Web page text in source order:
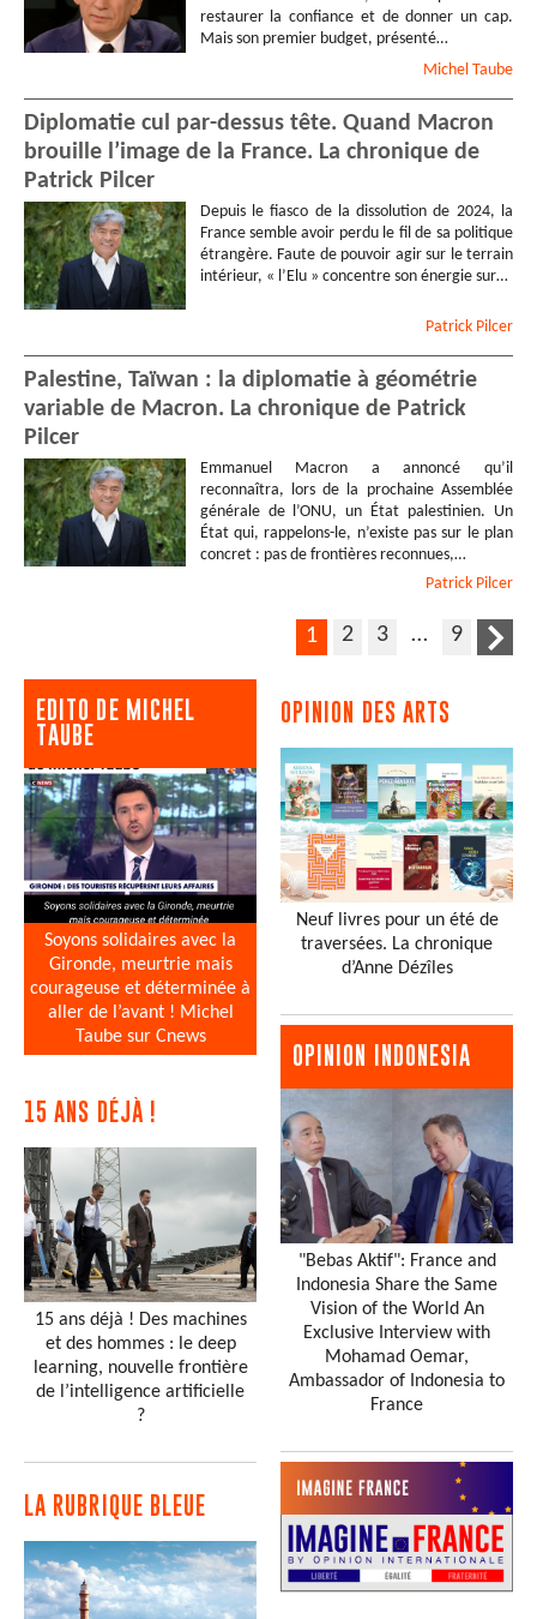
restaurer la confiance et de donner un cap.
Mais son premier budget, présenté…
Michel Taube
Diplomatie cul par-dessus tête. Quand Macron
brouille l’image de la France. La chronique de
Patrick Pilcer
Depuis le fiasco de la dissolution de 2024, la
France semble avoir perdu le fil de sa politique
étrangère. Faute de pouvoir agir sur le terrain
intérieur, « l’Elu » concentre son énergie sur…
Patrick Pilcer
Palestine, Taïwan : la diplomatie à géométrie
variable de Macron. La chronique de Patrick
Pilcer
Emmanuel Macron a annoncé qu’il
reconnaîtra, lors de la prochaine Assemblée
générale de l’ONU, un État palestinien. Un
État qui, rappelons-le, n’existe pas sur le plan
concret : pas de frontières reconnues,…
Patrick Pilcer
1 2 3 … 9
EDITO DE MICHEL
TAUBE
Soyons solidaires avec la
Gironde, meurtrie mais
courageuse et déterminée à
aller de l’avant ! Michel
Taube sur Cnews
15 ANS DÉJÀ !
15 ans déjà ! Des machines
et des hommes : le deep
learning, nouvelle frontière
de l’intelligence artificielle
?
LA RUBRIQUE BLEUE
OPINION DES ARTS
Neuf livres pour un été de
traversées. La chronique
d’Anne Dézîles
OPINION INDONESIA
"Bebas Aktif": France and
Indonesia Share the Same
Vision of the World An
Exclusive Interview with
Mohamad Oemar,
Ambassador of Indonesia to
France